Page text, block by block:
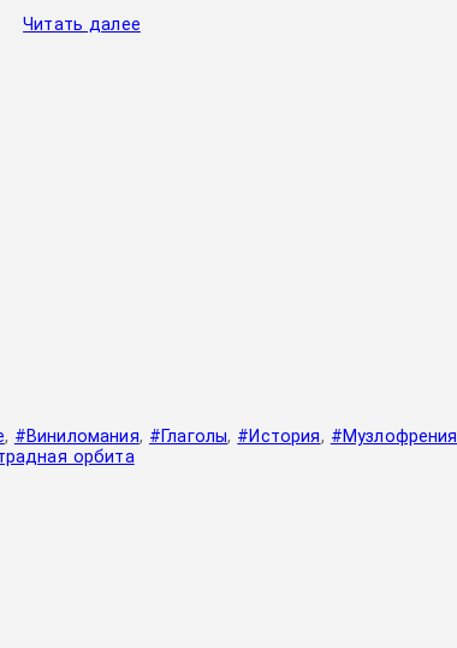
Читать далее
, #Виниломания, #Глаголы, #История, #Музлофрения
орбита